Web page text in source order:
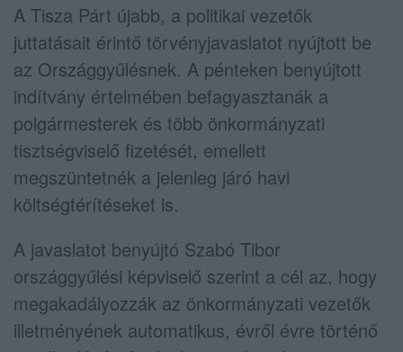
A Tisza Párt újabb, a politikai vezetők
juttatásait érintő törvényjavaslatot nyújtott be
az Országgyűlésnek. A pénteken benyújtott
indítvány értelmében befagyasztanák a
polgármesterek és több önkormányzati
tisztségviselő fizetését, emellett
megszüntetnék a jelenleg járó havi
költségtérítéseket is.
A javaslatot benyújtó Szabó Tibor
országgyűlési képviselő szerint a cél az, hogy
megakadályozzák az önkormányzati vezetők
illetményének automatikus, évről évre történő